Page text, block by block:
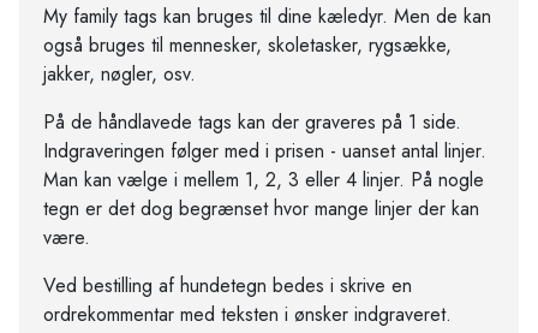
My family tags kan bruges til dine kæledyr. Men de kan
også bruges til mennesker, skoletasker, rygsække,
jakker, nøgler, osv.
På de håndlavede tags kan der graveres på 1 side.
Indgraveringen følger med i prisen - uanset antal linjer.
Man kan vælge i mellem 1, 2, 3 eller 4 linjer. På nogle
tegn er det dog begrænset hvor mange linjer der kan
være.
Ved bestilling af hundetegn bedes i skrive en
ordrekommentar med teksten i ønsker indgraveret.